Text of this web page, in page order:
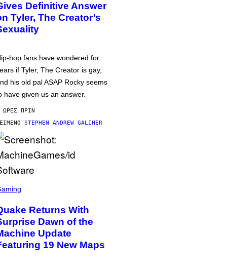
Definitive Answer
Tyler, The Creator’s
hop fans have wondered for
if Tyler, The Creator is gay,
his old pal ASAP Rocky seems
have given us an answer.
ΏΡΕΣ ΠΡΙΝ
STEPHEN ANDREW GALIHER
Returns With
Dawn of the
Update
19 New Maps